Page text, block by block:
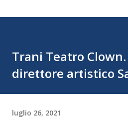
Trani Teatro
direttore artistico
luglio 26, 2021